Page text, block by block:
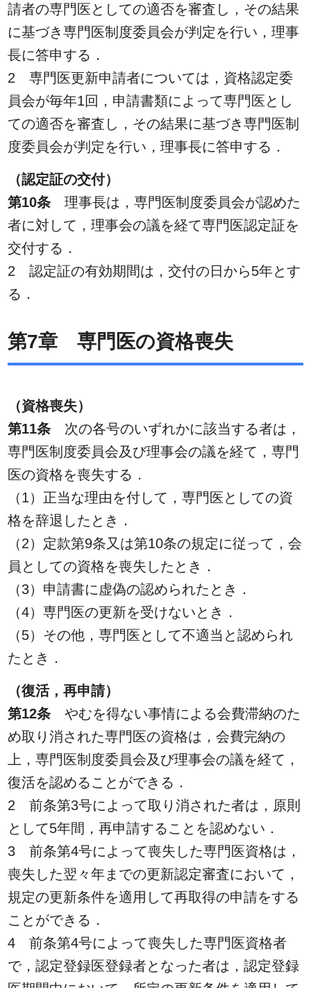
請者の専門医としての適否を審査し，その結果
に基づき専門医制度委員会が判定を行い，理事
長に答申する．
2 専門医更新申請者については，資格認定委
員会が毎年1回，申請書類によって専門医とし
ての適否を審査し，その結果に基づき専門医制
度委員会が判定を行い，理事長に答申する．
（認定証の交付）
第10条 理事長は，専門医制度委員会が認めた
者に対して，理事会の議を経て専門医認定証を
交付する．
2 認定証の有効期間は，交付の日から5年とす
る．
第7章 専門医の資格喪失
（資格喪失）
第11条 次の各号のいずれかに該当する者は，
専門医制度委員会及び理事会の議を経て，専門
医の資格を喪失する．
（1）正当な理由を付して，専門医としての資
格を辞退したとき．
（2）定款第9条又は第10条の規定に従って，会
員としての資格を喪失したとき．
（3）申請書に虚偽の認められたとき．
（4）専門医の更新を受けないとき．
（5）その他，専門医として不適当と認められ
たとき．
（復活，再申請）
第12条 やむを得ない事情による会費滞納のた
め取り消された専門医の資格は，会費完納の
上，専門医制度委員会及び理事会の議を経て，
復活を認めることができる．
2 前条第3号によって取り消された者は，原則
として5年間，再申請することを認めない．
3 前条第4号によって喪失した専門医資格は，
喪失した翌々年までの更新認定審査において，
規定の更新条件を適用して再取得の申請をする
ことができる．
4 前条第4号によって喪失した専門医資格者
で，認定登録医登録者となった者は，認定登録